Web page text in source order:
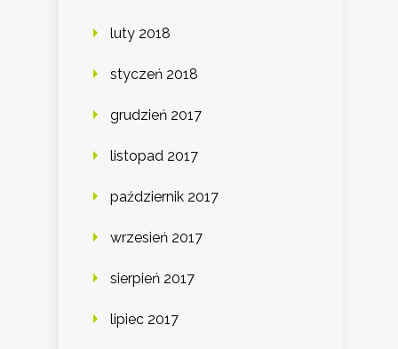
luty 2018
styczeń 2018
grudzień 2017
listopad 2017
październik 2017
wrzesień 2017
sierpień 2017
lipiec 2017